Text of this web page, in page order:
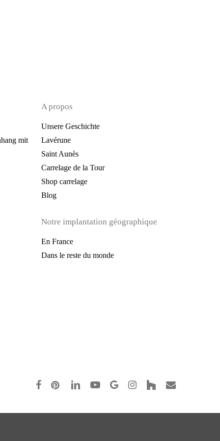
mit
A propos
Unsere Geschichte
Lavérune
Saint Aunès
Carrelage de la Tour
Shop carrelage
Blog
Notre implantation géographique
En France
Dans le reste du monde
facebookpinterestlinkedinyoutubegoogle-instagram
houzz email